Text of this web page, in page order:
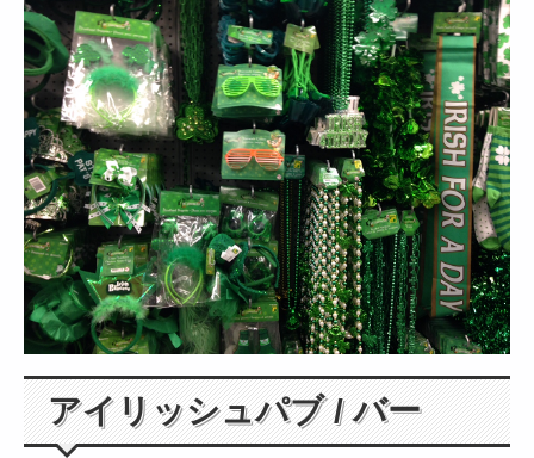
アイリッシュパブ / バー